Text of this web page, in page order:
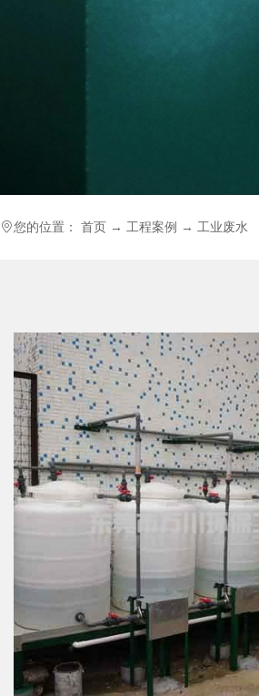
您的位置： 首页 → 工程案例 → 工业废水